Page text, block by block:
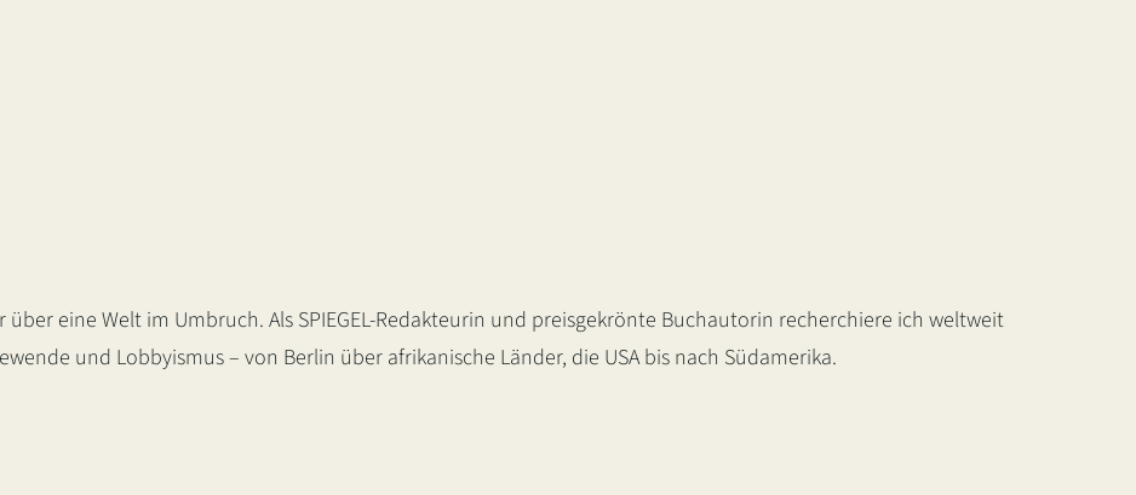
eine Welt im Umbruch. Als SPIEGEL-Redakteurin und preisgekrönte Buchautorin recherchiere ich weltweit
und Lobbyismus – von Berlin über afrikanische Länder, die USA bis nach Südamerika.